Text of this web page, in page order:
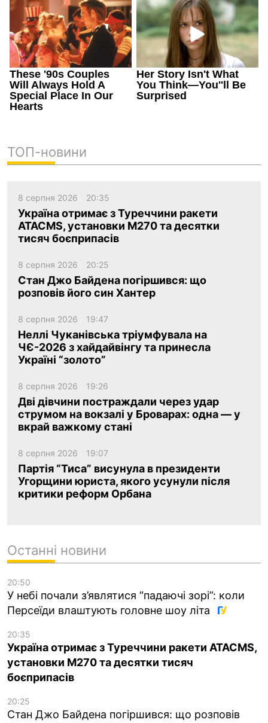
ТОП-новини
8 серпня 2026 20:35
Україна отримає з Туреччини ракети
ATACMS, установки M270 та десятки
тисяч боєприпасів
8 серпня 2026 20:25
Стан Джо Байдена погіршився: що
розповів його син Хантер
8 серпня 2026 19:47
Неллі Чуканівська тріумфувала на
ЧЄ-2026 з хайдайвінгу та принесла
Україні “золото”
8 серпня 2026 19:26
Дві дівчини постраждали через удар
струмом на вокзалі у Броварах: одна — у
вкрай важкому стані
8 серпня 2026 19:07
Партія “Тиса” висунула в президенти
Угорщини юриста, якого усунули після
критики реформ Орбана
Останні новини
20:50
У небі почали з’являтися “падаючі зорі”: коли
Персеїди влаштують головне шоу літа
20:35
Україна отримає з Туреччини ракети ATACMS,
установки M270 та десятки тисяч
боєприпасів
20:25
Стан Джо Байдена погіршився: що розповів